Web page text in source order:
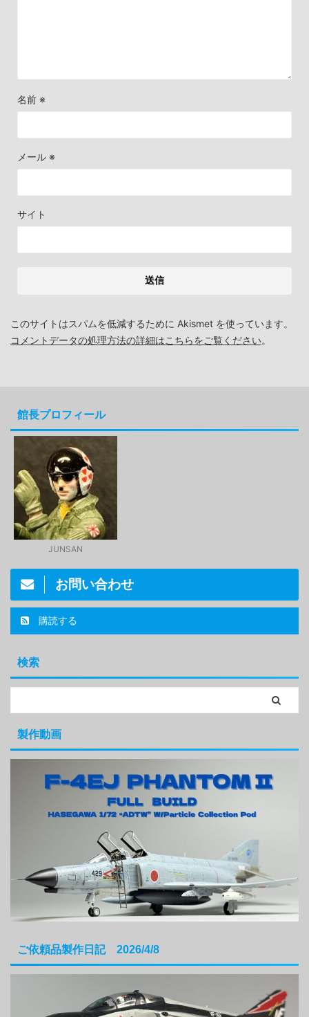
名前 ※
メール ※
サイト
このサイトはスパムを低減するために Akismet を使っています。
コメントデータの処理方法の詳細はこちらをご覧ください。
館長プロフィール
JUNSAN
お問い合わせ
購読する
検索
製作動画
ご依頼品製作日記 2026/4/8